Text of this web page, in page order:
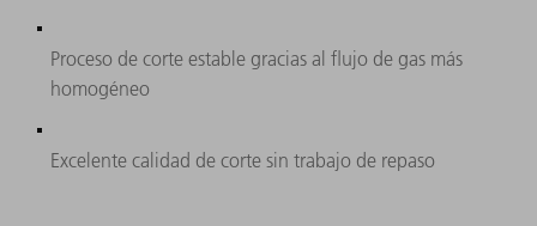
Proceso de corte estable gracias al flujo de gas más
homogéneo
Excelente calidad de corte sin trabajo de repaso